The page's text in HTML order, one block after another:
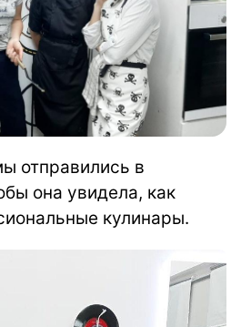
отправились в
она увидела, как
кулинары.